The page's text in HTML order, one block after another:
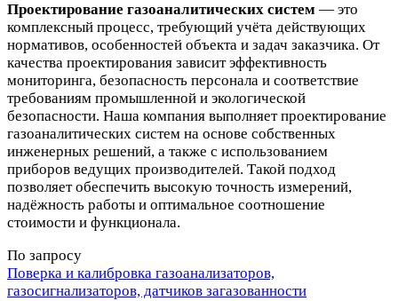
Проектирование газоаналитических систем — это
комплексный процесс, требующий учёта действующих
нормативов, особенностей объекта и задач заказчика. От
качества проектирования зависит эффективность
мониторинга, безопасность персонала и соответствие
требованиям промышленной и экологической
безопасности. Наша компания выполняет проектирование
газоаналитических систем на основе собственных
инженерных решений, а также с использованием
приборов ведущих производителей. Такой подход
позволяет обеспечить высокую точность измерений,
надёжность работы и оптимальное соотношение
стоимости и функционала.
По запросу
Поверка и калибровка газоанализаторов,
газосигнализаторов, датчиков загазованности